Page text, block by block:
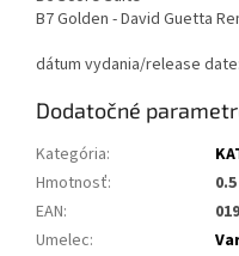
B7 Golden - David Guetta
dátum vydania/release
Dodatočné
Kategória:
Hmotnosť:
EAN:
Umelec: